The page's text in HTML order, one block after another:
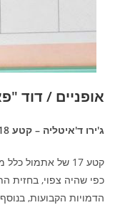
אופניים / דוד
ג'ירו ד'איטליה – קטע 18
קטע 17 של אתמול
כפי שהיה צפוי, בחזית
הדמויות הקבועות,